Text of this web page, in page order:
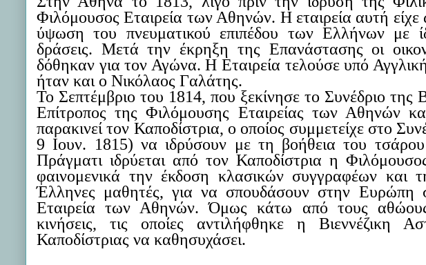
Φιλόμουσος Εταιρεία των Αθηνών. Η εταιρεία αυτή
ύψωση του πνευματικού επιπέδου των Ελλήνων με
δράσεις. Μετά την έκρηξη της Επανάστασης οι
δόθηκαν για τον Αγώνα. Η Εταιρεία τελούσε υπό
ήταν και ο Νικόλαος Γαλάτης.
Το Σεπτέμβριο του 1814, που ξεκίνησε το Συνέδριο της
Επίτροπος της Φιλόμουσης Εταιρείας των Αθηνών
παρακινεί τον Καποδίστρια, ο οποίος συμμετείχε στο
9 Ιουν. 1815) να ιδρύσουν με τη βοήθεια του τσάρου
Πράγματι ιδρύεταιαπό τον Καποδίστρια η
φαινομενικά την έκδοση κλασικών συγγραφέων και
Έλληνες μαθητές, για να σπουδάσουν στην Ευρώπη
Εταιρεία των Αθηνών.Όμως κάτω από τους αθώους
κινήσεις, τις οποίες αντιλήφθηκε η Βιεννέζικη
Καποδίστριας να καθησυχάσει.